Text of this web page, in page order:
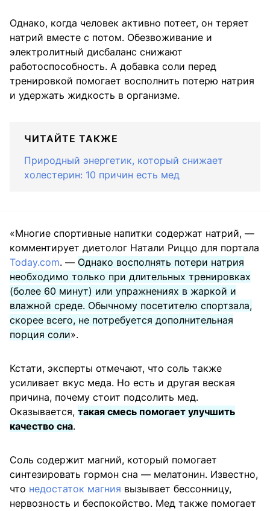
Однако, когда человек активно потеет, он теряет
натрий вместе с потом. Обезвоживание и
электролитный дисбаланс снижают
работоспособность. А добавка соли перед
тренировкой помогает восполнить потерю натрия
и удержать жидкость в организме.
ЧИТАЙТЕ ТАКЖЕ
Природный энергетик, который снижает
холестерин: 10 причин есть мед
«Многие спортивные напитки содержат натрий, —
комментирует диетолог Натали Риццо для портала
Today.com. — Однако восполнять потери натрия
необходимо только при длительных тренировках
(более 60 минут) или упражнениях в жаркой и
влажной среде. Обычному посетителю спортзала,
скорее всего, не потребуется дополнительная
порция соли».
Кстати, эксперты отмечают, что соль также
усиливает вкус меда. Но есть и другая веская
причина, почему стоит подсолить мед.
Оказывается, такая смесь помогает улучшить
качество сна.
Соль содержит магний, который помогает
синтезировать гормон сна — мелатонин. Известно,
что недостаток магния вызывает бессонницу,
нервозность и беспокойство. Мед также помогает